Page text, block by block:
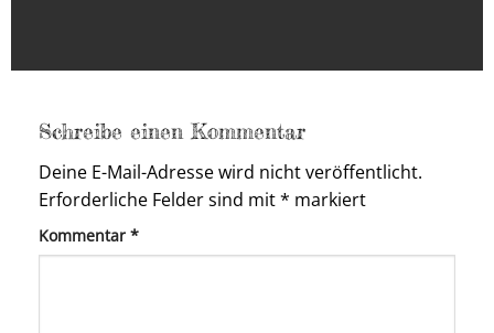
Schreibe einen Kommentar
Deine E-Mail-Adresse wird nicht veröffentlicht.
Erforderliche Felder sind mit* markiert
Kommentar *